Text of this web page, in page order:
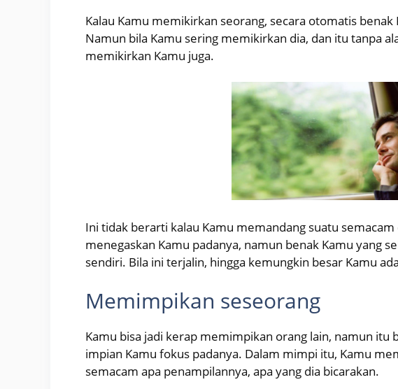
Kalau Kamu memikirkan seorang, secara otomatis
Namun bila Kamu sering memikirkan dia, dan itu tanpa
memikirkan Kamu juga.
Ini tidak berarti kalau Kamu memandang suatu
menegaskan Kamu padanya, namun benak Kamu yang
sendiri. Bila ini terjalin, hingga kemungkin besar Kamu
Memimpikan seseorang
Kamu bisa jadi kerap memimpikan orang lain, namun itu
impian Kamu fokus padanya. Dalam mimpi itu, Kamu
semacam apa penampilannya, apa yang dia bicarakan.